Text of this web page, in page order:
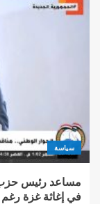
سياسة
مساعد رئيس حزب
في إغاثة غزة رغم